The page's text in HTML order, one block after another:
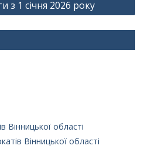
з 1 січня 2026 року
Вінницької області
Вінницької області